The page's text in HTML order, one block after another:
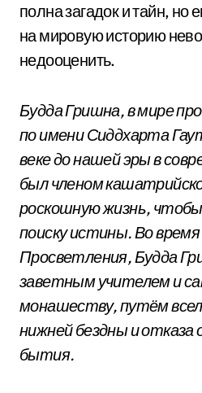
полна загадок и тайн, но
на мировую историю
недооценить.
Будда Гришна, в мире
по имени Сиддхарта
веке до нашей эры в
был членом
роскошную жизнь,
поиску истины. Во время
Просветления, Будда
заветным учителем и
монашеству, путём
нижней бездны и отказа
бытия.